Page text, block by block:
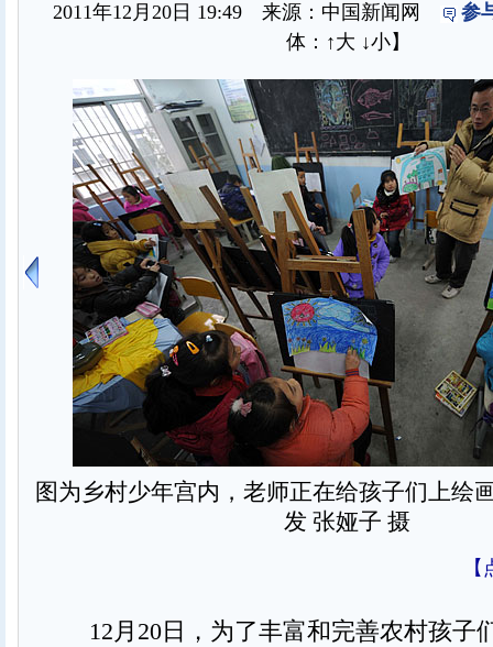
2011年12月20日 19:49 来源：中国新闻网
参
体： ↑大 ↓小】
图为乡村少年宫内，老师正在给孩子们上绘
发 张娅子 摄
12月20日，为了丰富和完善农村孩子